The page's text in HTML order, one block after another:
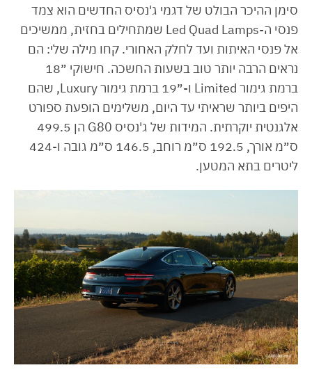
סימן ההיכר הבולט של דגמי ג'נסיס החדשים הוא צמד
פנסי ה-Led Quad Lamps שמתחילים בחזית, ממשיכים
אל פנסי האיתות ועד לחלק האחורי. קחו מילה שלי: הם
נראים הרבה יותר טוב בשעות החשכה. חישוקי ״18
ברמת גימור Limited ו-״19 ברמת גימור Luxury, שהם
היפים ביותר שראיתי עד היום, משלימים הופעת ספורט
אלגנטית יוקרתית. המידות של ג'נסיס G80 הן 499.5
ס״מ אורך, 192.5 ס״מ רוחב, 146.5 ס״מ גובה ו-424
ליטרים בתא המטען.